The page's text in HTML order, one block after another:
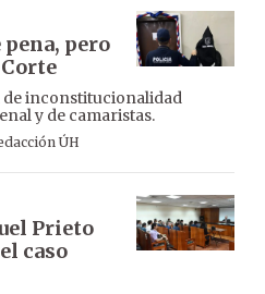
pero
de inconstitucionalidad
y de camaristas.
ÚH
Prieto
caso